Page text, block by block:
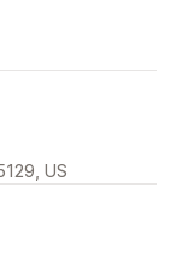
US